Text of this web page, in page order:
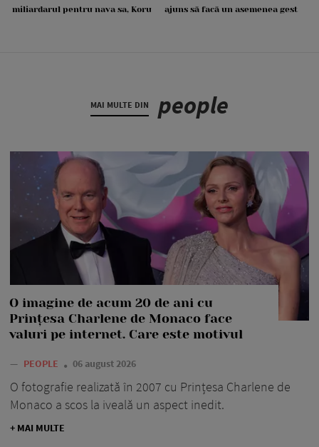
miliardarul pentru nava sa, Koru
ajuns să facă un asemenea gest
MAI MULTE DIN people
O imagine de acum 20 de ani cu
Prințesa Charlene de Monaco face
valuri pe internet. Care este motivul
— PEOPLE 06 august 2026
O fotografie realizată în 2007 cu Prințesa Charlene de
Monaco a scos la iveală un aspect inedit.
+ MAI MULTE